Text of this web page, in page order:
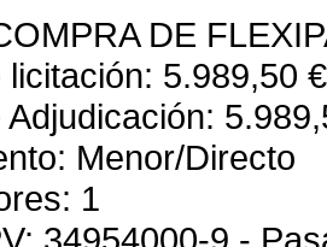
DE
licitación: 5.989,50 €
Adjudicación:
Menor/Directo
1